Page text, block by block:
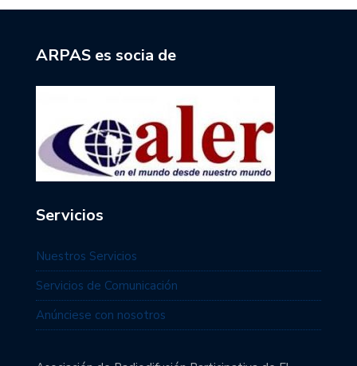
ARPAS es socia de
Servicios
Nuestros Servicios
Servicios de Comunicación
Anúnciese con nosotros